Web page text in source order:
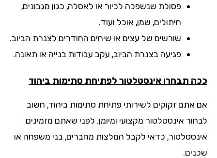
פסולת שנשפכה לכיור או לאסלה, כגון מגבונים,
חיתולים, שמן, אוכל ועוד.
שורשים של עצים או שיחים החודרים לצנרת הביוב.
פגיעה בצנרת הביוב, עקב עבודות בנייה או תאונה.
תבחרו אינסטלטור לפתיחת סתימות ביהוד
אתם זקוקים לשירותי פתיחת סתימות ביהוד, חשוב
אינסטלטור מקצועי ומיומן. לפני שאתם מזמינים
כדאי לקבל המלצות מחברים, בני משפחה או